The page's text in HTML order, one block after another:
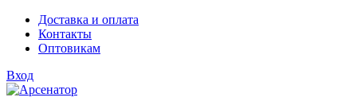
Доставка и оплата
Контакты
Оптовикам
Вход